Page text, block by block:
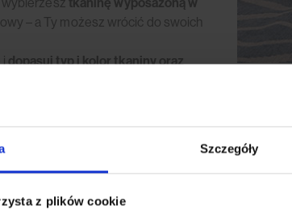
Szczegóły
z plików cookie
– a Ty możesz wrócić do swoich
idopasuj typ i kolor tkaniny oraz
.